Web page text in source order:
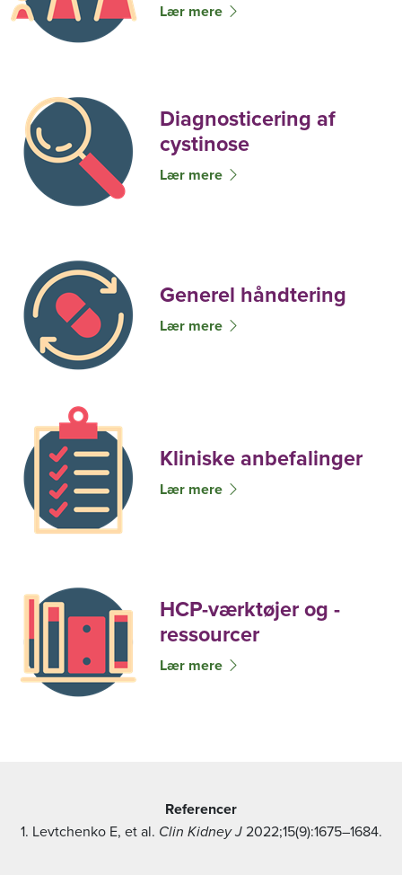
Lær mere
Diagnosticering af
cystinose
Lær mere
Generel håndtering
Lær mere
Kliniske anbefalinger
Lær mere
HCP-værktøjer og -
ressourcer
Lær mere
Referencer
1. Levtchenko E, et al. Clin Kidney J2022;15(9):1675–1684.